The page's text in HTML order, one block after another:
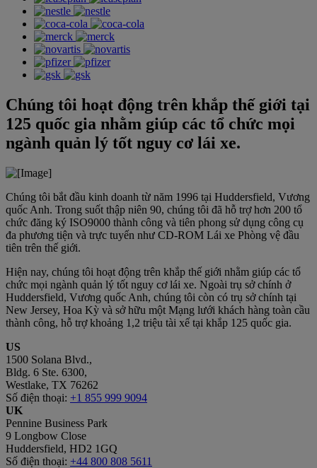
Chúng tôi hoạt động trên khắp thế giới tại
125 quốc gia nhằm giúp các tổ chức mọi
ngành quản lý tốt nguy cơ lái xe.
Chúng tôi bắt đầu kinh doanh từ năm 1996 tại Huddersfield, Vương
quốc Anh. Trong suốt thập niên 90, chúng tôi đã hỗ trợ hơn 200 tổ
chức đăng ký ISO9000 thành công và tiên phong sử dụng công cụ
đa phương tiện và trực tuyến như CD-ROM Lái xe Phòng vệ đầu
tiên trên thế giới.
Hiện nay, chúng tôi hoạt động trên khắp thế giới nhằm giúp các tổ
chức mọi ngành quản lý tốt nguy cơ lái xe. Ngoài trụ sở chính ở
Huddersfield, Vương quốc Anh, chúng tôi còn có trụ sở chính tại
New Jersey, Hoa Kỳ và sở hữu một Mạng lưới khách hàng toàn cầu
thành công, hỗ trợ khoảng 1,2 triệu tài xế tại khắp 125 quốc gia.
US
1500 Solana Blvd.,
Bldg. 6 Ste. 6300,
Westlake, TX 76262
Số điện thoại: +1 855 999 9094
UK
Pennine Business Park
9 Longbow Close
Huddersfield, HD2 1GQ
Số điện thoại: +44 800 808 5611